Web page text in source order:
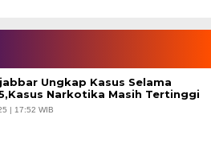
Ungkap Kasus Selama
Narkotika Masih Tertinggi
| 17:52 WIB